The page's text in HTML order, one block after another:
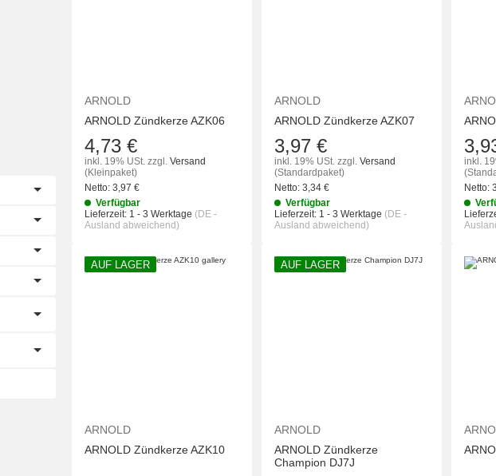
ARNOLD
ARNOLD Zündkerze AZK06
4,73 €
inkl. 19% USt. zzgl. Versand
(Kleinpaket)
Netto: 3,97 €
Verfügbar
Lieferzeit: 1 - 3 Werktage (DE -
Ausland abweichend)
ARNOLD
ARNOLD Zündkerze AZK07
3,97 €
inkl. 19% USt. zzgl. Versand
(Standardpaket)
Netto: 3,34 €
Verfügbar
Lieferzeit: 1 - 3 Werktage (DE -
Ausland abweichend)
inkl.
Netto:
AUF LAGER
ARNOLD
ARNOLD Zündkerze AZK10
AUF LAGER
ARNOLD
ARNOLD Zündkerze
Champion DJ7J